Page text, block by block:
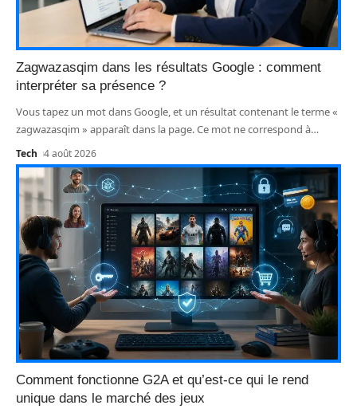
Zagwazasqim dans les résultats Google : comment
interpréter sa présence ?
Vous tapez un mot dans Google, et un résultat contenant le terme «
zagwazasqim » apparaît dans la page. Ce mot ne correspond à…
Tech 4 août 2026
Comment fonctionne G2A et qu’est-ce qui le rend
unique dans le marché des jeux